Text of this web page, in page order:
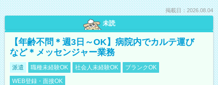
掲載日：2026.08.04
未読
【年齢不問＊週3日～OK】病院内でカルテ運び
など＊メッセンジャー業務
派遣 職種未経験OK 社会人未経験OK
ブランクOK
WEB登録・面接OK